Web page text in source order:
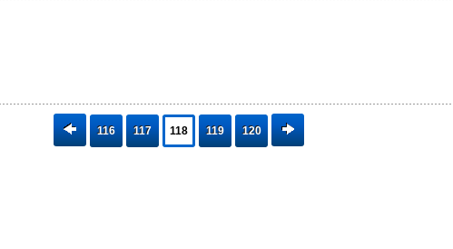
116 117 118 119 120